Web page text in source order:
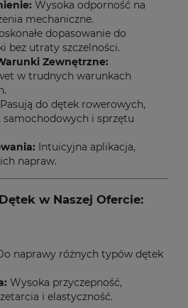
Wysoka odporność na
mechaniczne.
dopasowanie do
bez utraty szczelności.
Zewnętrzne:
w trudnych warunkach
Pasują do dętek rowerowych,
i sprzętu
Intuicyjna aplikacja,
napraw.
w Naszej Ofercie:
naprawy różnych typów dętek
Wysoka przyczepność,
i elastyczność.